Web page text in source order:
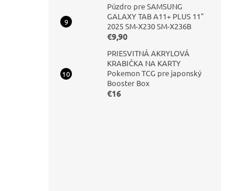
Púzdro pre SAMSUNG
GALAXY TAB A11+ PLUS 11"
2025 SM-X230 SM-X236B
€9,90
PRIESVITNÁ AKRYLOVÁ
KRABIČKA NA KARTY
Pokemon TCG pre japonský
Booster Box
€16